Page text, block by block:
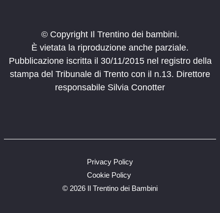
© Copyright Il Trentino dei bambini.
È vietata la riproduzione anche parziale.
Pubblicazione iscritta il 30/11/2015 nel registro della
stampa del Tribunale di Trento con il n.13. Direttore
responsabile Silvia Conotter
© 2026 Il Trentino dei Bambini
Privacy Policy
Cookie Policy